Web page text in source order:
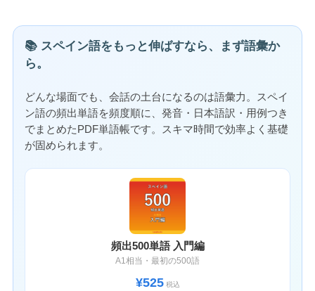
📚 スペイン語をもっと伸ばすなら、まず語彙か
ら。
どんな場面でも、会話の土台になるのは語彙力。スペイ
ン語の頻出単語を頻度順に、発音・日本語訳・用例つき
でまとめたPDF単語帳です。スキマ時間で効率よく基礎
が固められます。
頻出500単語 入門編
A1相当・最初の500語
¥525税込